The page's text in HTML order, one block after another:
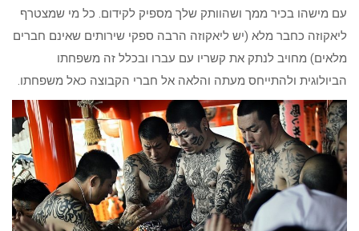
עם מישהו בכיר ממך ושהוותק שלך מספיק לקידום. כל מי שמצטרף
ליאקוזה כחבר מלא (יש ליאקוזה הרבה ספקי שירותים שאינם חברים
מלאים) מחויב לנתק את קשריו עם עברו ובכלל זה משפחתו
הביולוגית ולהתייחס מעתה והלאה אל חברי הקבוצה כאל משפחתו.